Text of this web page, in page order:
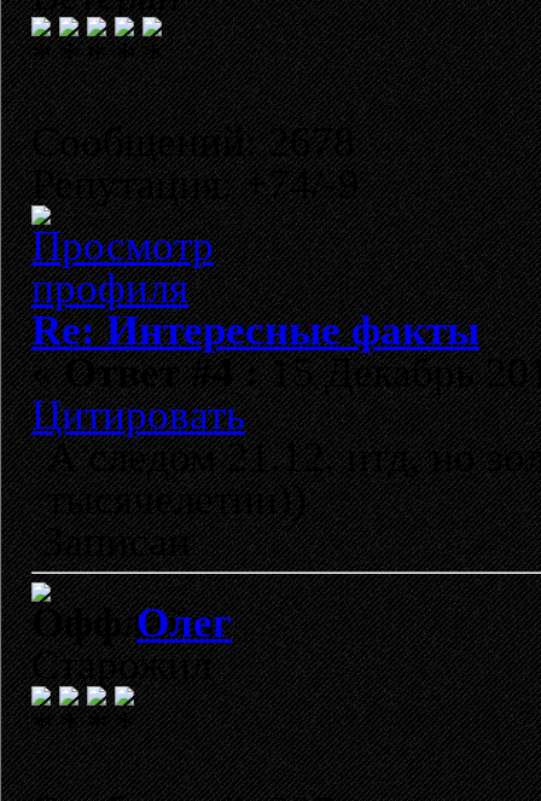
Сообщений: 2678
Репутация: +74/-9
Re: Интересные факты
«Ответ #4 :15 Декабрь
Цитировать
А следом 21.12. итд, но
тысячелетии))
Записан
Олег
Старожил